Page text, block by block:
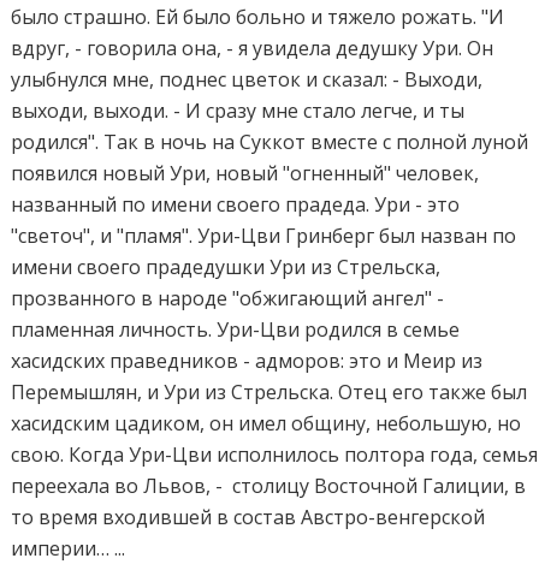
было страшно. Ей было больно и тяжело рожать. "И
вдруг, - говорила она, - я увидела дедушку Ури. Он
улыбнулся мне, поднес цветок и сказал: - Выходи,
выходи, выходи. - И сразу мне стало легче, и ты
родился". Так в ночь на Суккот вместе с полной луной
появился новый Ури, новый "огненный" человек,
названный по имени своего прадеда. Ури - это
"светоч", и "пламя". Ури-Цви Гринберг был назван по
имени своего прадедушки Ури из Стрельска,
прозванного в народе "обжигающий ангел" -
пламенная личность. Ури-Цви родился в семье
хасидских праведников - адморов: это и Меир из
Перемышлян, и Ури из Стрельска. Отец его также был
хасидским цадиком, он имел общину, небольшую, но
свою. Когда Ури-Цви исполнилось полтора года, семья
переехала во Львов, - столицу Восточной Галиции, в
то время входившей в состав Австро-венгерской
империи… ...